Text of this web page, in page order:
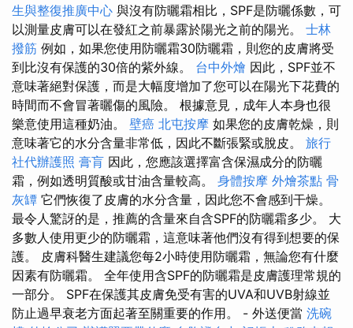
生與整復推廣中心 與沒有防曬霜相比，SPF是防曬係數，可
以測量皮膚可以在發紅之前暴露於陽光之前的陽光。 士林
撥筋 例如，如果您使用防曬霜30防曬霜，則您的皮膚將受
到比沒有保護的30倍的紫外線。 台中外燴 因此，SPF並不
意味著絕對保護，而是大幅度增加了您可以在陽光下花費的
時間而不會冒著曬傷的風險。 根據意見，成年人本身也很
樂意使用這種奶油。 壁癌 北屯按摩 如果您的皮膚乾燥，則
意味著它的水分含量非常低，因此不斷張緊或脫皮。 旅行
社代辦護照 膏肓 因此，您應該選擇富含保濕成分的防曬
霜，例如透明質酸或甘油含量較高。 身體按摩 外燴茶點 骨
灰罈 它們恢復了皮膚的水分含量，因此您不會感到干燥。
最令人驚訝的是，推薦的含量來自含SPF的防曬霜多少。 大
多數人使用更少的防曬霜，這意味著他們沒有得到想要的保
護。 皮膚科醫生建議您每2小時使用防曬霜，無論您有什麼
因素有防曬霜。 全年使用含SPF的防曬霜是皮膚護理常規的
一部分。 SPF在保護其皮膚免受有害的UVA和UVB射線並
防止過早衰老方面起著至關重要的作用。 - 外送便當 洗碗